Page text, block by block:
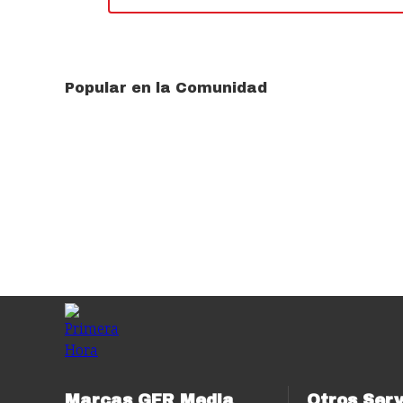
Popular en la Comunidad